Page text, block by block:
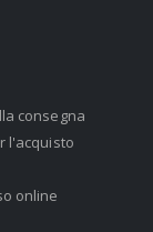
consegna
l'acquisto
online